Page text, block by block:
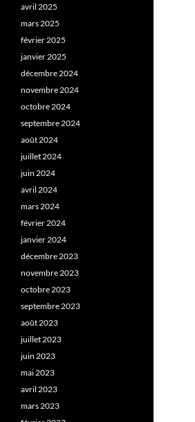
avril 2025
mars 2025
février 2025
janvier 2025
décembre 2024
novembre 2024
octobre 2024
septembre 2024
août 2024
juillet 2024
juin 2024
avril 2024
mars 2024
février 2024
janvier 2024
décembre 2023
novembre 2023
octobre 2023
septembre 2023
août 2023
juillet 2023
juin 2023
mai 2023
avril 2023
mars 2023